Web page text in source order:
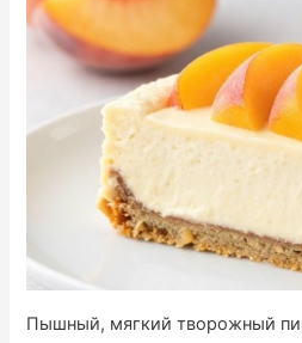
Пышный, мягкий творожный